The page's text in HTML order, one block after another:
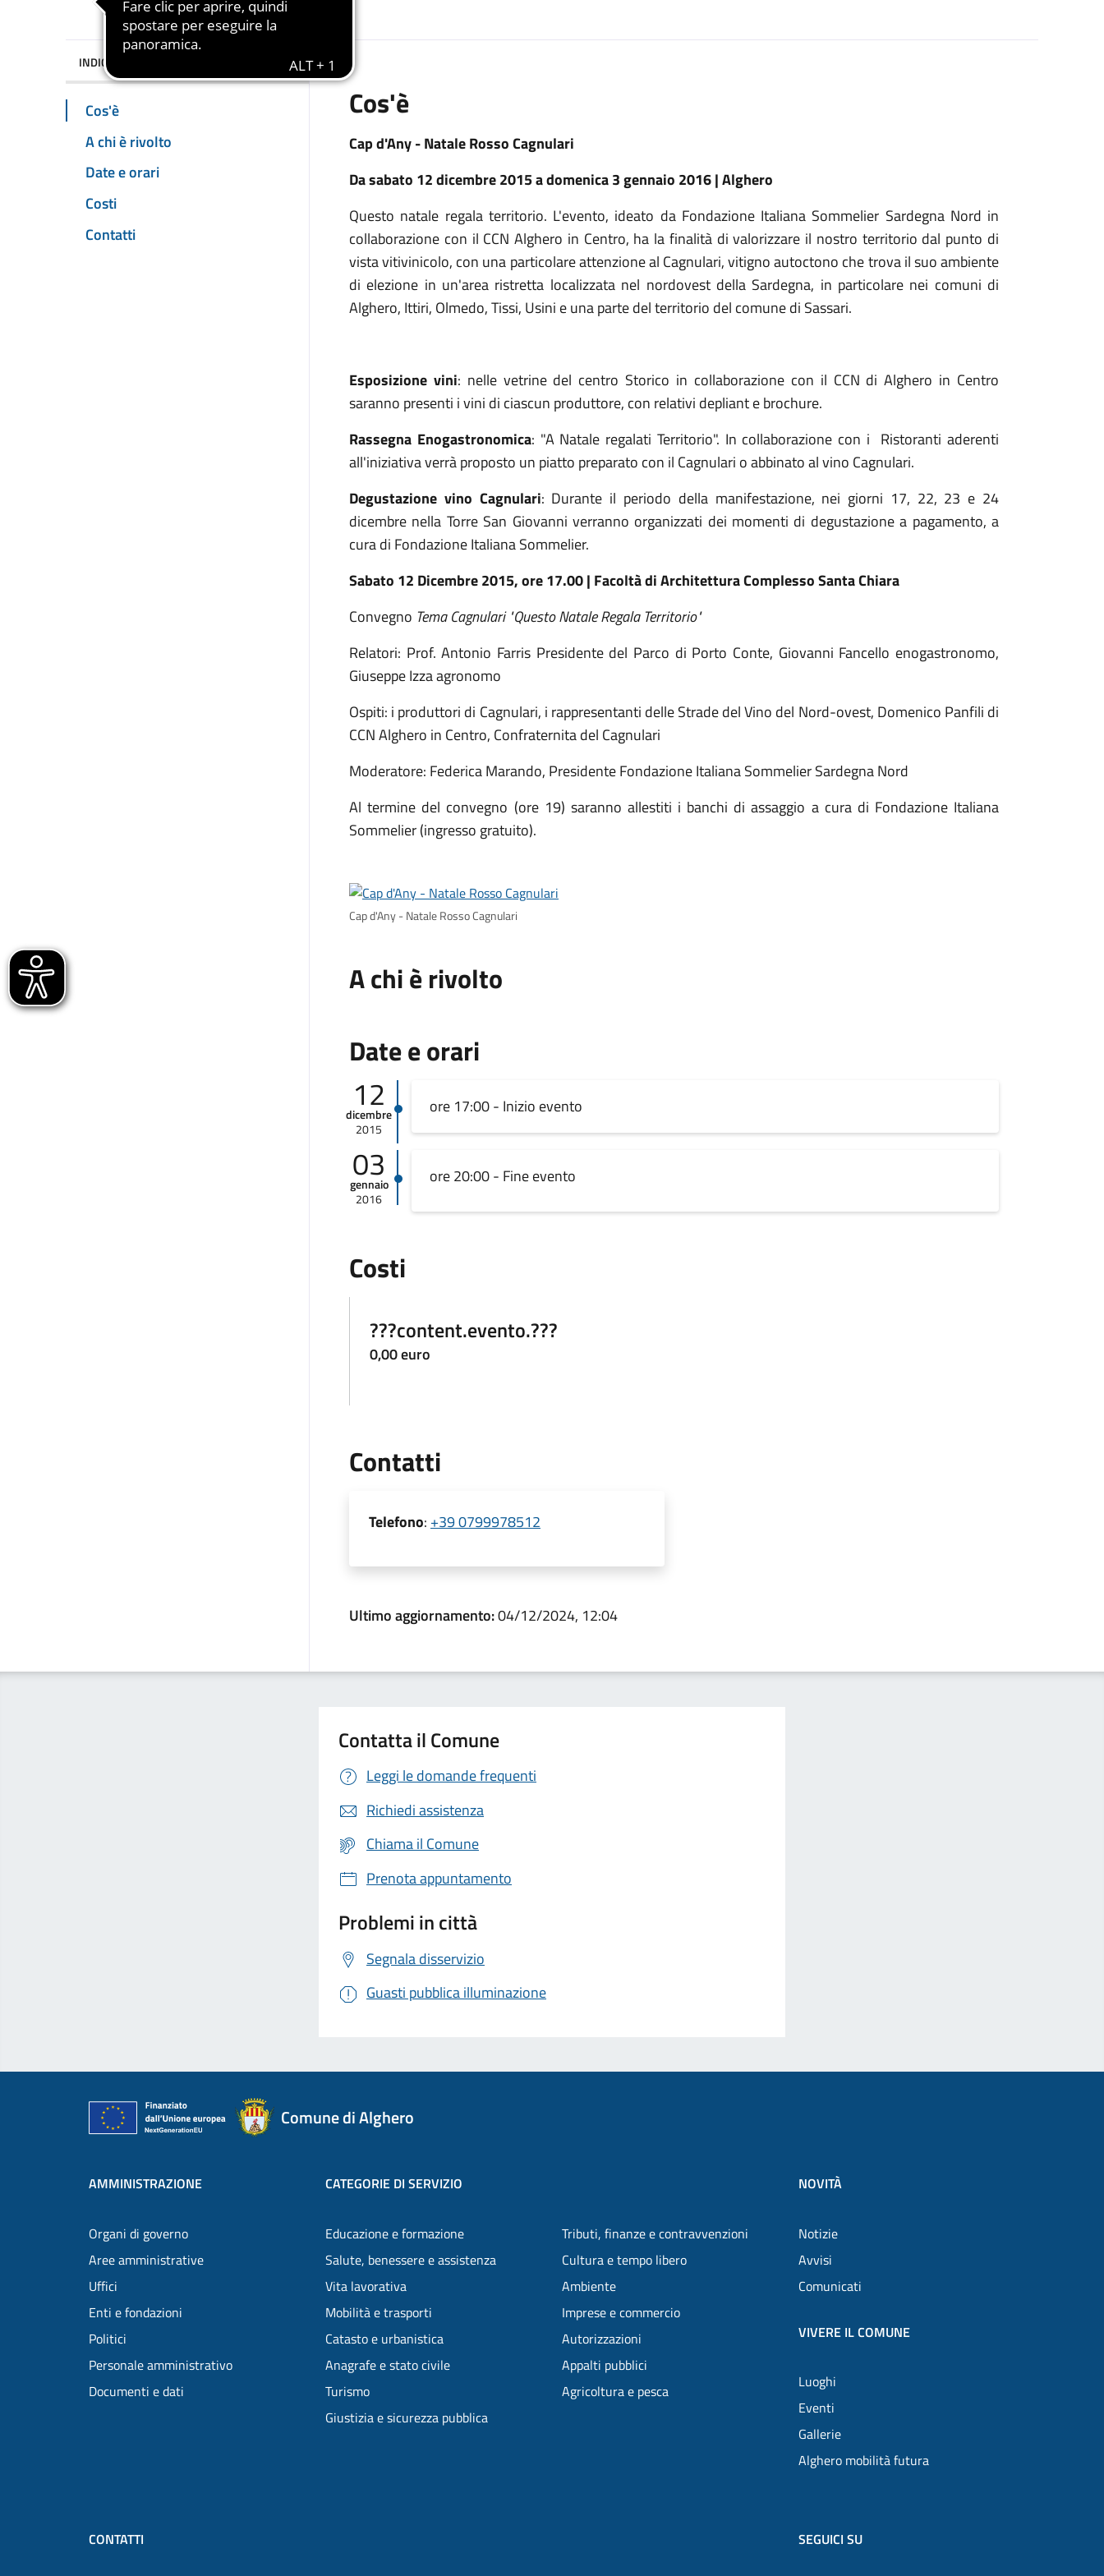
INDICE DELLA PAGINA
Cos'è
A chi è rivolto
Date e orari
Costi
Contatti
Cos'è
Cap d'Any - Natale Rosso Cagnulari
Da sabato 12 dicembre 2015 a domenica 3 gennaio 2016 | Alghero
Questo natale regala territorio. L'evento, ideato da Fondazione Italiana Sommelier Sardegna Nord in
collaborazione con il CCN Alghero in Centro, ha la finalità di valorizzare il nostro territorio dal punto di
vista vitivinicolo, con una particolare attenzione al Cagnulari, vitigno autoctono che trova il suo ambiente
di elezione in un'area ristretta localizzata nel nordovest della Sardegna, in particolare nei comuni di
Alghero, Ittiri, Olmedo, Tissi, Usini e una parte del territorio del comune di Sassari.
Esposizione vini: nelle vetrine del centro Storico in collaborazione con il CCN di Alghero in Centro
saranno presenti i vini di ciascun produttore, con relativi depliant e brochure.
Rassegna Enogastronomica: "A Natale regalati Territorio". In collaborazione con i Ristoranti aderenti
all'iniziativa verrà proposto un piatto preparato con il Cagnulari o abbinato al vino Cagnulari.
Degustazione vino Cagnulari: Durante il periodo della manifestazione, nei giorni 17, 22, 23 e 24
dicembre nella Torre San Giovanni verranno organizzati dei momenti di degustazione a pagamento, a
cura di Fondazione Italiana Sommelier.
Sabato 12 Dicembre 2015, ore 17.00 | Facoltà di Architettura Complesso Santa Chiara
Convegno Tema Cagnulari "Questo Natale Regala Territorio"
Relatori: Prof. Antonio Farris Presidente del Parco di Porto Conte, Giovanni Fancello enogastronomo,
Giuseppe Izza agronomo
Ospiti: i produttori di Cagnulari, i rappresentanti delle Strade del Vino del Nord-ovest, Domenico Panfili di
CCN Alghero in Centro, Confraternita del Cagnulari
Moderatore: Federica Marando, Presidente Fondazione Italiana Sommelier Sardegna Nord
Al termine del convegno (ore 19) saranno allestiti i banchi di assaggio a cura di Fondazione Italiana
Sommelier (ingresso gratuito).
Cap d'Any - Natale Rosso Cagnulari
A chi è rivolto
Date e orari
12
dicembre
2015
ore 17:00 - Inizio evento
03
gennaio
2016
ore 20:00 - Fine evento
Costi
???content.evento.???
0,00 euro
Contatti
Telefono: +39 0799978512
Ultimo aggiornamento:04/12/2024, 12:04
Contatta il Comune
Leggi le domande frequenti
Richiedi assistenza
Chiama il Comune
Prenota appuntamento
Problemi in città
Segnala disservizio
Guasti pubblica illuminazione
Comune di Alghero
AMMINISTRAZIONE
Organi di governo
Aree amministrative
Uffici
Enti e fondazioni
Politici
Personale amministrativo
Documenti e dati
CATEGORIE DI SERVIZIO
Educazione e formazione
Salute, benessere e assistenza
Vita lavorativa
Mobilità e trasporti
Catasto e urbanistica
Anagrafe e stato civile
Turismo
Giustizia e sicurezza pubblica
Tributi, finanze e contravvenzioni
Cultura e tempo libero
Ambiente
Imprese e commercio
Autorizzazioni
Appalti pubblici
Agricoltura e pesca
NOVITÀ
Notizie
Avvisi
Comunicati
VIVERE IL COMUNE
Luoghi
Eventi
Gallerie
Alghero mobilità futura
CONTATTI SEGUICI SU